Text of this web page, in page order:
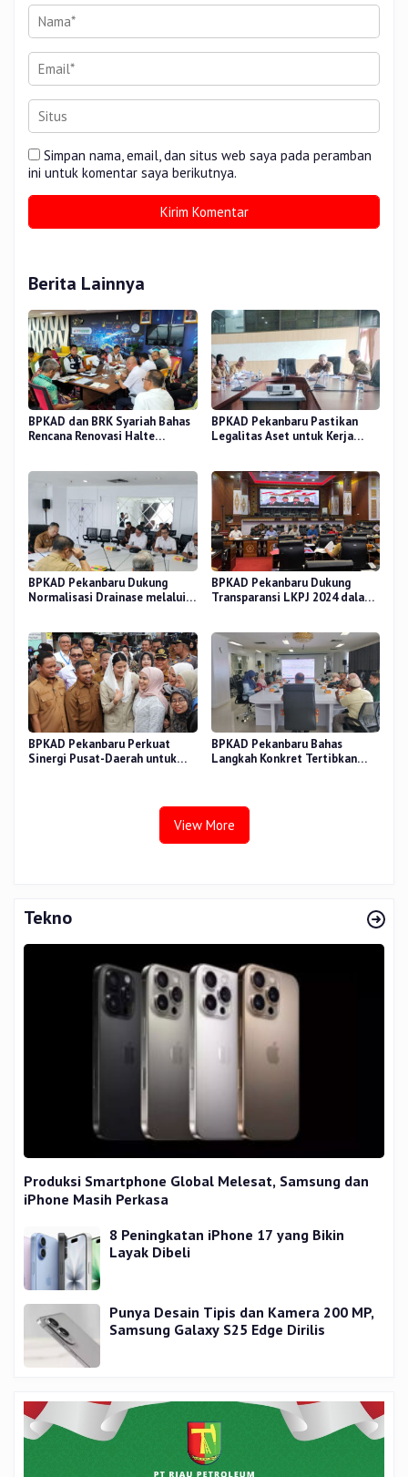
Simpan nama, email, dan situs web saya pada peramban
ini untuk komentar saya berikutnya.
Berita Lainnya
BPKAD dan BRK Syariah Bahas
Rencana Renovasi Halte
BPKAD Pekanbaru Pastikan
Legalitas Aset untuk Kerja
BPKAD Pekanbaru Dukung
Normalisasi Drainase melalui
BPKAD Pekanbaru Dukung
Transparansi LKPJ 2024 dalam
BPKAD Pekanbaru Perkuat
Sinergi Pusat-Daerah untuk
BPKAD Pekanbaru Bahas
Langkah Konkret Tertibkan
View More
Tekno
Produksi Smartphone Global Melesat, Samsung dan
iPhone Masih Perkasa
8 Peningkatan iPhone 17 yang Bikin
Layak Dibeli
Punya Desain Tipis dan Kamera 200 MP,
Samsung Galaxy S25 Edge Dirilis